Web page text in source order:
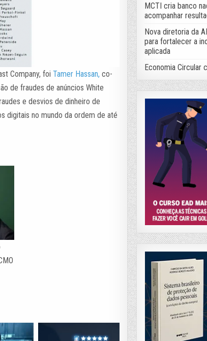
Company, foiTamer Hassan, co-
de fraudes de anúncios White
e desvios de dinheiro de
digitais no mundo da ordem de até
MCTI cria banco
acompanhar
Nova diretoria da
para fortalecer a
aplicada
Economia Circular